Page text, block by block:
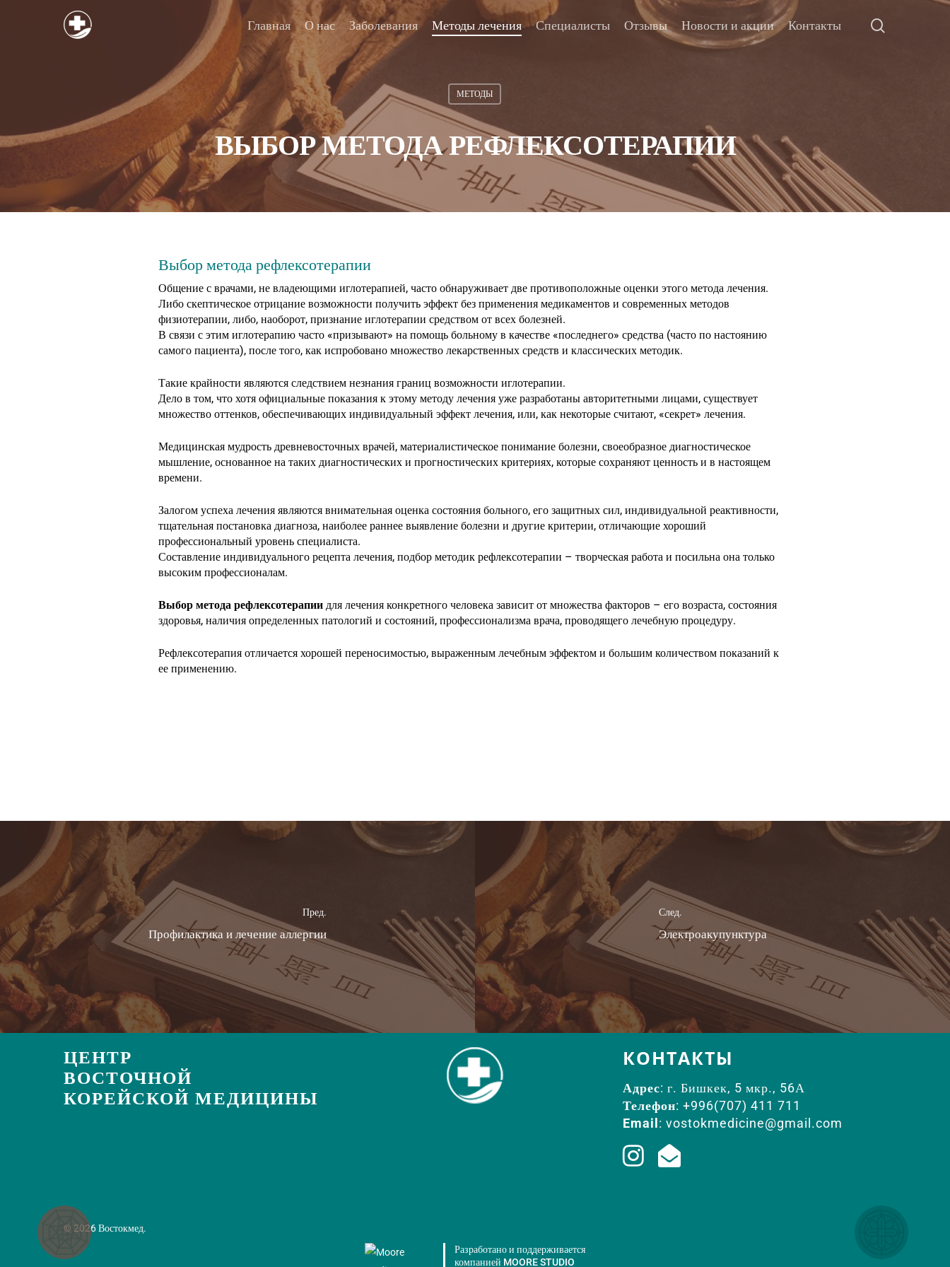
Главная О нас Заболевания Методы лечения Специалисты Отзывы Новости и акции Контакты
МЕТОДЫ
ВЫБОР МЕТОДА РЕФЛЕКСОТЕРАПИИ
Выбор метода рефлексотерапии
Общение с врачами, не владеющими иглотерапией, часто обнаруживает две противоположные оценки этого метода лечения.
Либо скептическое отрицание возможности получить эффект без применения медикаментов и современных методов
физиотерапии, либо, наоборот, признание иглотерапии средством от всех болезней.
В связи с этим иглотерапию часто «призывают» на помощь больному в качестве «последнего» средства (часто по настоянию
самого пациента), после того, как испробовано множество лекарственных средств и классических методик.
Такие крайности являются следствием незнания границ возможности иглотерапии.
Дело в том, что хотя официальные показания к этому методу лечения уже разработаны авторитетными лицами, существует
множество оттенков, обеспечивающих индивидуальный эффект лечения, или, как некоторые считают, «секрет» лечения.
Медицинская мудрость древневосточных врачей, материалистическое понимание болезни, своеобразное диагностическое
мышление, основанное на таких диагностических и прогностических критериях, которые сохраняют ценность и в настоящем
времени.
Залогом успеха лечения являются внимательная оценка состояния больного, его защитных сил, индивидуальной реактивности,
тщательная постановка диагноза, наиболее раннее выявление болезни и другие критерии, отличающие хороший
профессиональный уровень специалиста.
Составление индивидуального рецепта лечения, подбор методик рефлексотерапии – творческая работа и посильна она только
высоким профессионалам.
Выбор метода рефлексотерапиидля лечения конкретного человека зависит от множества факторов – его возраста, состояния
здоровья, наличия определенных патологий и состояний, профессионализма врача, проводящего лечебную процедуру.
Рефлексотерапия отличается хорошей переносимостью, выраженным лечебным эффектом и большим количеством показаний к
ее применению.
Пред.
Профилактика и лечение аллергии
След.
Электроакупунктура
ЦЕНТР
ВОСТОЧНОЙ
КОРЕЙСКОЙ МЕДИЦИНЫ
КОНТАКТЫ
Адрес: г. Бишкек, 5 мкр., 56А
Телефон: +996(707) 411 711
Email :vostokmedicine@gmail.com
© 2026 Востокмед.
Разработано и поддерживается
компанией MOORE STUDIO